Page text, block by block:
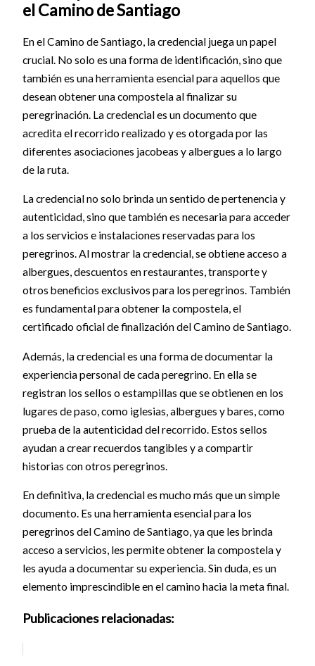
el Camino de Santiago
En el Camino de Santiago, la credencial juega un papel
crucial. No solo es una forma de identificación, sino que
también es una herramienta esencial para aquellos que
desean obtener una compostela al finalizar su
peregrinación. La credencial es un documento que
acredita el recorrido realizado y es otorgada por las
diferentes asociaciones jacobeas y albergues a lo largo
de la ruta.
La credencial no solo brinda un sentido de pertenencia y
autenticidad, sino que también es necesaria para acceder
a los servicios e instalaciones reservadas para los
peregrinos. Al mostrar la credencial, se obtiene acceso a
albergues, descuentos en restaurantes, transporte y
otros beneficios exclusivos para los peregrinos. También
es fundamental para obtener la compostela, el
certificado oficial de finalización del Camino de Santiago.
Además, la credencial es una forma de documentar la
experiencia personal de cada peregrino. En ella se
registran los sellos o estampillas que se obtienen en los
lugares de paso, como iglesias, albergues y bares, como
prueba de la autenticidad del recorrido. Estos sellos
ayudan a crear recuerdos tangibles y a compartir
historias con otros peregrinos.
En definitiva, la credencial es mucho más que un simple
documento. Es una herramienta esencial para los
peregrinos del Camino de Santiago, ya que les brinda
acceso a servicios, les permite obtener la compostela y
les ayuda a documentar su experiencia. Sin duda, es un
elemento imprescindible en el camino hacia la meta final.
Publicaciones relacionadas: